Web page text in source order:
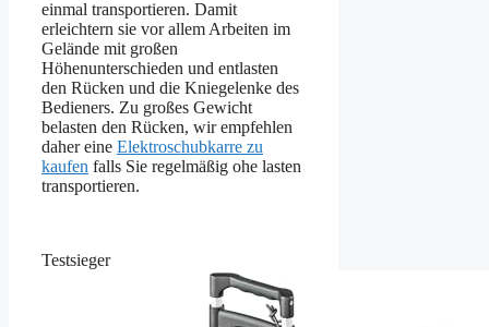
einmal transportieren. Damit
erleichtern sie vor allem Arbeiten im
Gelände mit großen
Höhenunterschieden und entlasten
den Rücken und die Kniegelenke des
Bedieners. Zu großes Gewicht
belasten den Rücken, wir empfehlen
daher eine Elektroschubkarre zu
kaufen falls Sie regelmäßig ohe lasten
transportieren.
Testsieger